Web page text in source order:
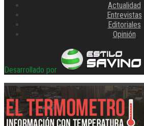
Actualidad
Entrevistas
Editoriales
Opinión
Desarrollado por